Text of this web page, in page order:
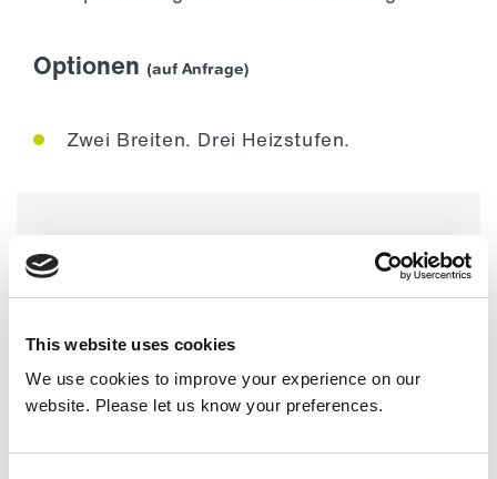
This website uses cookies
We use cookies to improve your experience on our
website. Please let us know your preferences.
Optionen (auf Anfrage)
Zwei Breiten. Drei Heizstufen.
Baugrößen